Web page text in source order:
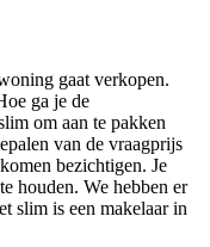
gaat verkopen.
ga je de
om aan te pakken
van de vraagprijs
bezichtigen. Je
houden. We hebben er
slim is een makelaar in